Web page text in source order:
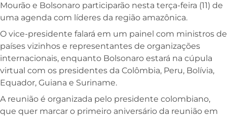
Mourão e Bolsonaro participarão nesta terça-feira (11) de
uma agenda com líderes da região amazônica.
O vice-presidente falará em um painel com ministros de
países vizinhos e representantes de organizações
internacionais, enquanto Bolsonaro estará na cúpula
virtual com os presidentes da Colômbia, Peru, Bolívia,
Equador, Guiana e Suriname.
A reunião é organizada pelo presidente colombiano,
que quer marcar o primeiro aniversário da reunião em